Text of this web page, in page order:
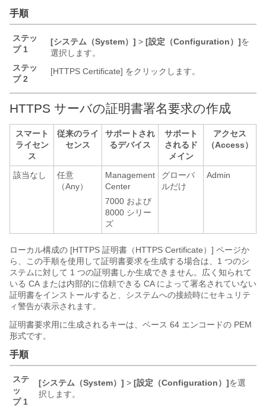
手順
ステッ
プ 1
[システム（System）] > [設定（Configuration）]を
選択します。
ステッ
プ 2
[HTTPS Certificate] をクリックします。
HTTPS サーバの証明書署名要求の作成
スマート
ライセン
ス
従来のライ
センス
サポートされ
るデバイス
サポート
されるド
メイン
アクセス
（Access）
該当なし
任意
（Any）
Management
Center
7000 および
8000 シリー
ズ
グローバ
ルだけ
Admin
ローカル構成の [HTTPS 証明書（HTTPS Certificate）] ページか
ら、この手順を使用して証明書要求を生成する場合は、1 つのシ
ステムに対して 1 つの証明書しか生成できません。広く知られて
いる CA または内部的に信頼できる CA によって署名されていない
証明書をインストールすると、システムへの接続時にセキュリテ
ィ警告が表示されます。
証明書要求用に生成されるキーは、ベース 64 エンコードの PEM
形式です。
手順
ステ
ッ
プ 1
[システム（System）] > [設定（Configuration）]を選
択します。